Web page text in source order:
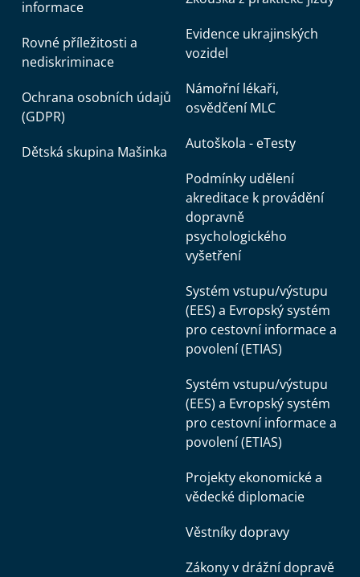
informace
Rovné příležitosti a
nediskriminace
Ochrana osobních údajů
(GDPR)
Dětská skupina Mašinka
Evidence ukrajinských
vozidel
Námořní lékaři,
osvědčení MLC
Autoškola - eTesty
Podmínky udělení
akreditace k provádění
dopravně
psychologického
vyšetření
Systém vstupu/výstupu
(EES) a Evropský systém
pro cestovní informace a
povolení (ETIAS)
Systém vstupu/výstupu
(EES) a Evropský systém
pro cestovní informace a
povolení (ETIAS)
Projekty ekonomické a
vědecké diplomacie
Věstníky dopravy
Zákony v drážní dopravě